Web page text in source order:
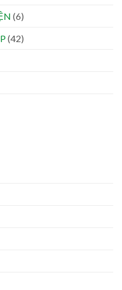
(6)
(42)